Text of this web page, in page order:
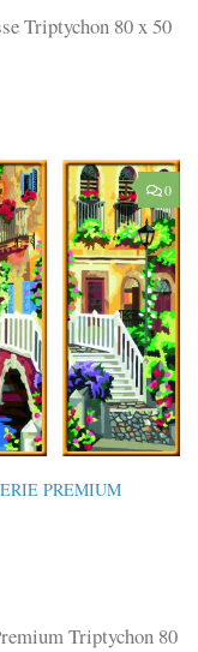
Triptychon 80 x 50
0
PREMIUM
Triptychon 80